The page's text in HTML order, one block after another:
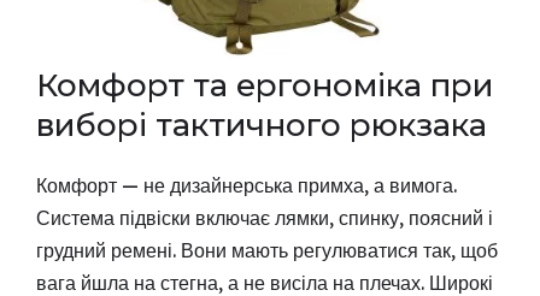
Комфорт та ергономіка при
виборі тактичного рюкзака
Комфорт — не дизайнерська примха, а вимога.
Система підвіски включає лямки, спинку, поясний і
грудний ремені. Вони мають регулюватися так, щоб
вага йшла на стегна, а не висіла на плечах. Широкі